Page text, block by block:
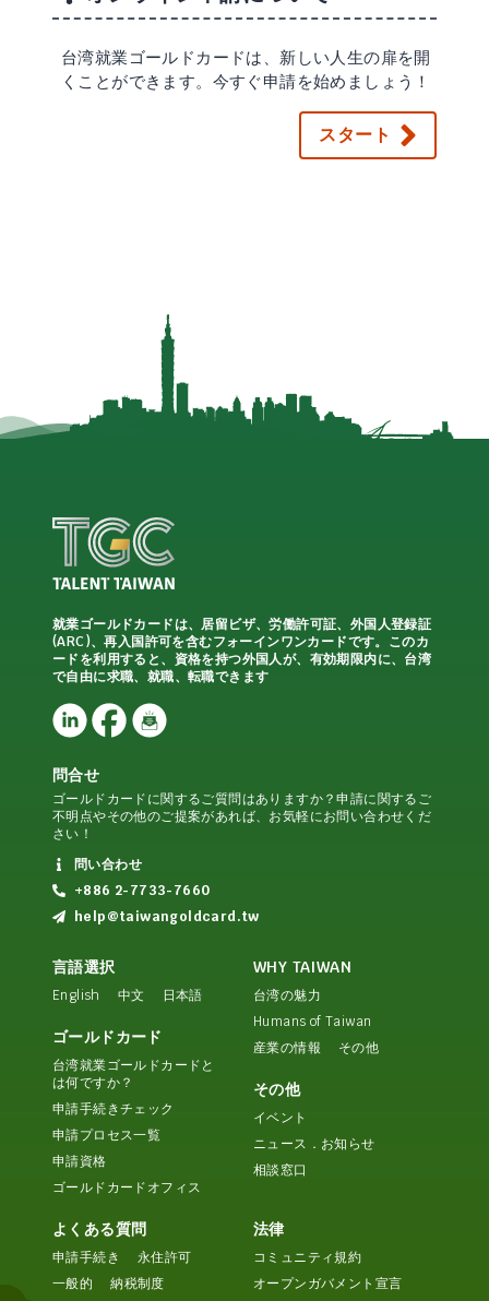
台湾就業ゴールドカードは、新しい人生の扉を開
くことができます。今すぐ申請を始めましょう！
スタート
就業ゴールドカードは、居留ビザ、労働許可証、外国人登録証
(ARC)、再入国許可を含むフォーインワンカードです。このカ
ードを利用すると、資格を持つ外国人が、有効期限内に、台湾
で自由に求職、就職、転職できます
問合せ
ゴールドカードに関するご質問はありますか？申請に関するご
不明点やその他のご提案があれば、お気軽にお問い合わせくだ
さい！
問い合わせ
+886 2-7733-7660
help@taiwangoldcard.tw
言語選択
English 中文 日本語
ゴールドカード
台湾就業ゴールドカードと
は何ですか？
申請手続きチェック
申請プロセス一覧
申請資格
ゴールドカードオフィス
WHY TAIWAN
台湾の魅力
Humans of Taiwan
産業の情報
その他
その他
イベント
ニュース．お知らせ
相談窓口
よくある質問
申請手続き
永住許可
一般的
納税制度
法律
コミュニティ規約
オープンガバメント宣言